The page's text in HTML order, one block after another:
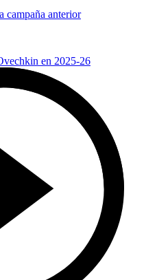
campaña anterior